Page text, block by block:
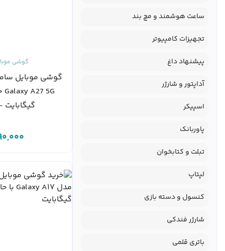
ساعت هوشمند و مچ بند
تجهیزات کامپیوتر
پیشنهاد داغ
آداپتور و شارژر
اسپیکر
پاوربانک
تبلت و کتابخوان
لپتاپ‌
کنسول و دسته بازی
شارژر فندکی
باتری قلمی
گوشی
گوشی موبایل
گیگابایت